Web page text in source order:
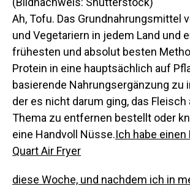
Ah, Tofu. Das Grundnahrungsmittel
und Vegetariern in jedem Land und
frühesten und absolut besten
Protein in eine hauptsächlich auf
basierende Nahrungsergänzung zu
der es nicht darum ging, das Fleisch
Thema zu entfernen bestellt oder
eine Handvoll Nüsse.Ich habe einen
Quart Air Fryer
diese Woche, und nachdem ich in